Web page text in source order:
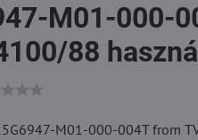
M01-000-
88
M01-000-004T from